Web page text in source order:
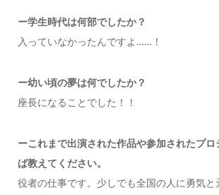
ー学生時代は何部でしたか？
入っていなかったんですよ……！
ー幼い頃の夢は何でしたか？
座長になることでした！！
ーこれまで出演された作品や参加されたプ
ば教えてください。
役者の仕事です。少しでも全国の人に勇気